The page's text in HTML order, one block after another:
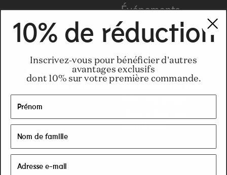
Événements
Apprendre
A propos de nous
Le guide complet
Compte
Compte
Parrainer un ami
Récompenses
membres
10% de réduction
Inscrivez-vous pour bénéficier d'autres
avantages exclusifs
dont 10% sur votre première commande.